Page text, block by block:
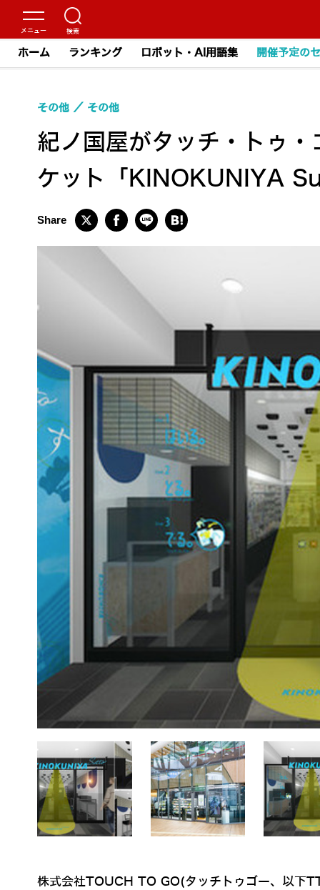
ホーム ランキング ロボット・AI用語集 開催予定の
紀ノ国屋がタッチ・トゥ
ケット「KINOKUNIYA
その他 その他
株式会社TOUCH TO GO(タッチトゥゴー、以下